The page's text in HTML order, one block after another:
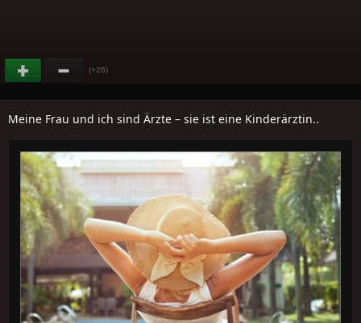
(+26)
Meine Frau und ich sind Ärzte – sie ist eine Kinderärztin..